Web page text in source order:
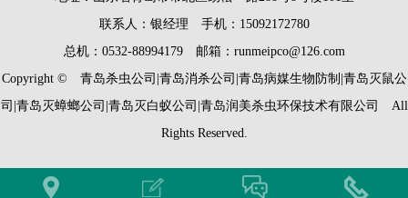
联系人：银经理 手机：15092172780
总机：0532-88994179 邮箱：runmeipco@126.com
Copyright © 青岛杀虫公司|青岛消杀公司|青岛病媒生物防制|青岛灭鼠公
司|青岛灭蟑螂公司|青岛灭白蚁公司|青岛润美杀虫环保技术有限公司 All
Rights Reserved.